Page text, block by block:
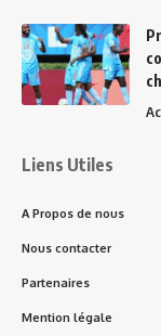
Liens Utiles
A Propos de nous
Nous contacter
Partenaires
Mention légale